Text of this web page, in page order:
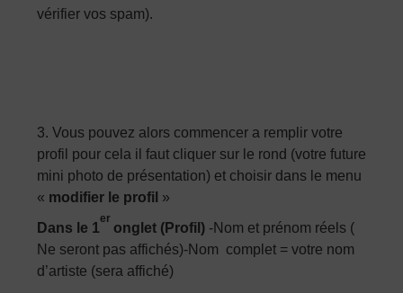
vérifier vos spam).
3. Vous pouvez alors commencer a remplir votre
profil pour cela il faut cliquer sur le rond (votre future
mini photo de présentation) et choisir dans le menu
« modifier le profil »
Dans le 1
er
onglet (Profil) -Nom et prénom réels (
Ne seront pas affichés)-Nom complet = votre nom
d’artiste (sera affiché)